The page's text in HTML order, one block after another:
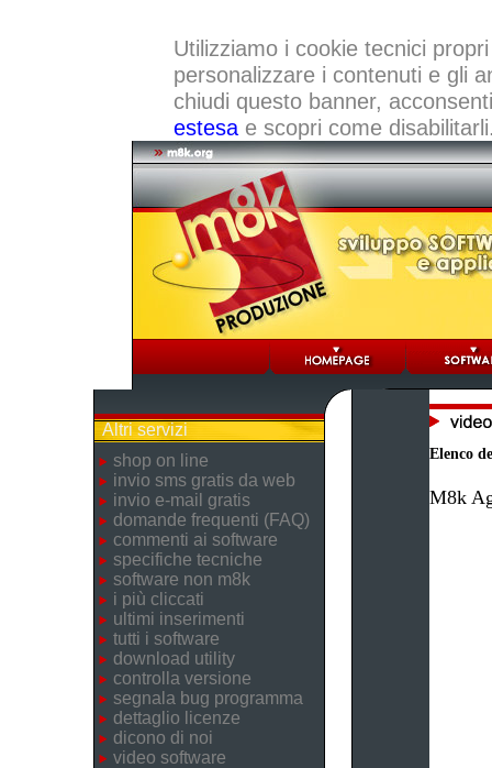
Utilizziamo i cookie tecnici
personalizzare i contenuti e gli
chiudi questo banner,
estesae scopri come
Altri servizi
shop on line
invio sms gratis da web
invio e-mail gratis
domande frequenti (FAQ)
commenti ai software
specifiche tecniche
software non m8k
i più cliccati
ultimi inserimenti
tutti i software
download utility
controlla versione
segnala bug programma
dettaglio licenze
dicono di noi
video software
Elenco
M8k